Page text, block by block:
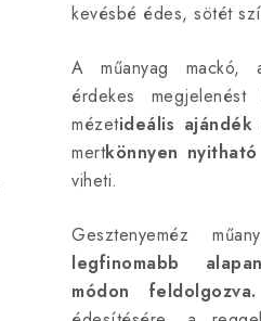
kevésbé édes, sötét
A műanyag mackó,
érdekes
mézetideális
mertkönnyen
viheti.
Gesztenyeméz
legfinomabb
módon feldolgozva.